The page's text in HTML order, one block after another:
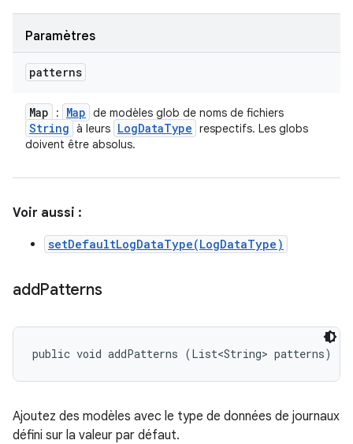
Paramètres
patterns
Map : Map de modèles glob de noms de fichiers
String à leurs LogDataType respectifs. Les globs
doivent être absolus.
Voir aussi :
setDefaultLogDataType(LogDataType)
addPatterns
public void addPatterns (List<String> patterns)
Ajoutez des modèles avec le type de données de journaux
défini sur la valeur par défaut.